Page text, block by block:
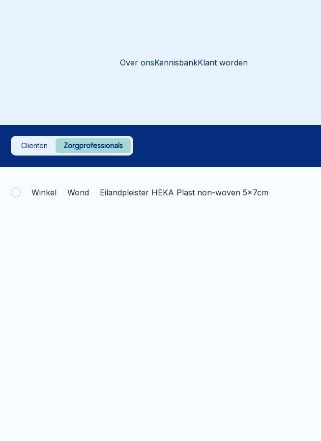
Over onsKennisbankKlant worden
Cliënten Zorgprofessionals
Winkel Wond Eilandpleister HEKA Plast non-woven 5x7cm